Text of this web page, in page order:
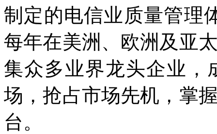
制定的电信业质量管理
每年在美洲、欧洲及亚
集众多业界龙头企业，
场，抢占市场先机，掌
台。